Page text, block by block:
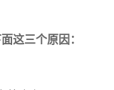
这三个原因：